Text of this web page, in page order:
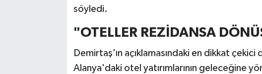
söyledi.
"OTELLER REZİDANSA
Demirtaş'ın açıklamasındaki en dikkat
Alanya'daki otel yatırımlarının geleceğine